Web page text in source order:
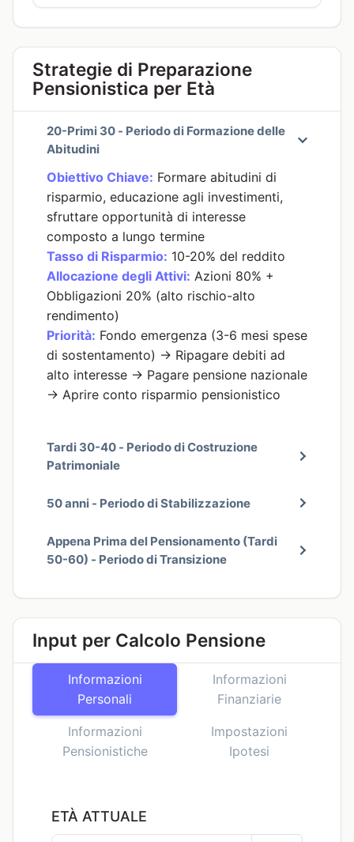
Strategie di Preparazione
Pensionistica per Età
20-Primi 30 - Periodo di Formazione delle
Abitudini
Obiettivo Chiave: Formare abitudini di
risparmio, educazione agli investimenti,
sfruttare opportunità di interesse
composto a lungo termine
Tasso di Risparmio: 10-20% del reddito
Allocazione degli Attivi: Azioni 80% +
Obbligazioni 20% (alto rischio-alto
rendimento)
Priorità: Fondo emergenza (3-6 mesi spese
di sostentamento) → Ripagare debiti ad
alto interesse → Pagare pensione nazionale
→ Aprire conto risparmio pensionistico
Tardi 30-40 - Periodo di Costruzione
Patrimoniale
50 anni - Periodo di Stabilizzazione
Appena Prima del Pensionamento (Tardi
50-60) - Periodo di Transizione
Input per Calcolo Pensione
Informazioni
Personali
Informazioni
Finanziarie
Informazioni
Pensionistiche
Impostazioni
Ipotesi
ETÀ ATTUALE